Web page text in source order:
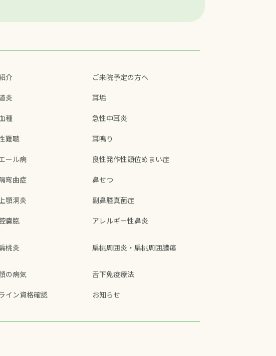
介 ご来院予定の方へ
炎 耳垢
種 急性中耳炎
難聴 耳鳴り
ール病 良性発作性頭位めまい症
弯曲症 鼻せつ
顎洞炎 副鼻腔真菌症
嚢胞 アレルギー性鼻炎
桃炎 扁桃周囲炎・扁桃周囲膿瘍
の病気 舌下免疫療法
イン資格確認 お知らせ